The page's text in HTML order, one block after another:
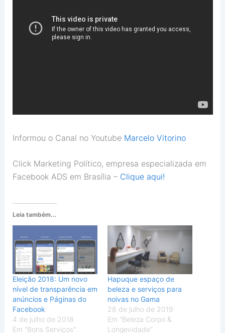
Informou o Canal no Youtube Marcelo Vitorino
Click Marketing Político, empresa especializada em
Facebook ADS em Brasília – Clique aqui!
Leia também...
Eleição 2018: Um novo
nível de transparência em
anúncios e Páginas do
Facebook
4 de julho de 2018
Em "Bons Serviços"
Hapuque espaço de
beleza e serviços para
noivas no Gama
28 de julho de 2019
Em "Beleza Corpo &
Longevidade"